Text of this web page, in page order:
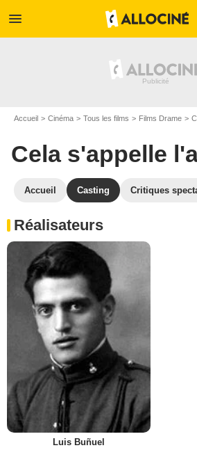
menu
Accueil Cinéma Tous les films Films Drame
Cela s'appelle
Accueil Casting Critiques
Réalisateurs
Luis Buñuel